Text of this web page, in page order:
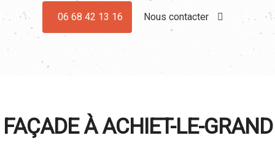
06 68 42 13 16 Nous contacter
FAÇADE À ACHIET-LE-GRAND